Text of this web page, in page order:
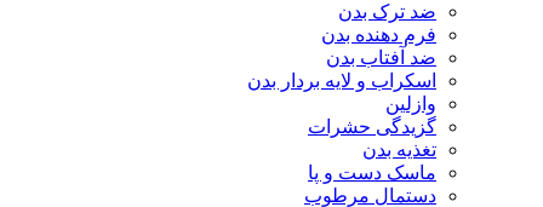
ضد ترک بدن
فرم دهنده بدن
ضد آفتاب بدن
اسکراب و لایه بردار بدن
وازلین
گزیدگی حشرات
تغذیه بدن
ماسک دست و پا
دستمال مرطوب